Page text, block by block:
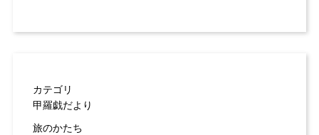
カテゴリ
甲羅戯だより
旅のかたち